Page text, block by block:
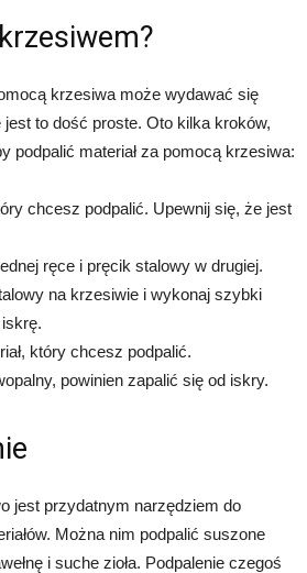
krzesiwa może wydawać się
to dość proste. Oto kilka kroków,
podpalić materiał za pomocą krzesiwa:
chcesz podpalić. Upewnij się, że jest
ręce i pręcik stalowy w drugiej.
na krzesiwie i wykonaj szybki
który chcesz podpalić.
powinien zapalić się od iskry.
jest przydatnym narzędziem do
Można nim podpalić suszone
i suche zioła. Podpalenie czegoś